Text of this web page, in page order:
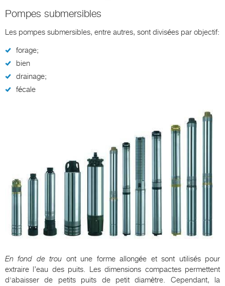
Pompes submersibles
Les pompes submersibles, entre autres, sont divisées par objectif:
forage;
bien
drainage;
fécale
En fond de trou ont une forme allongée et sont utilisés pour
extraire l’eau des puits. Les dimensions compactes permettent
d'abaisser de petits puits de petit diamètre. Cependant, la